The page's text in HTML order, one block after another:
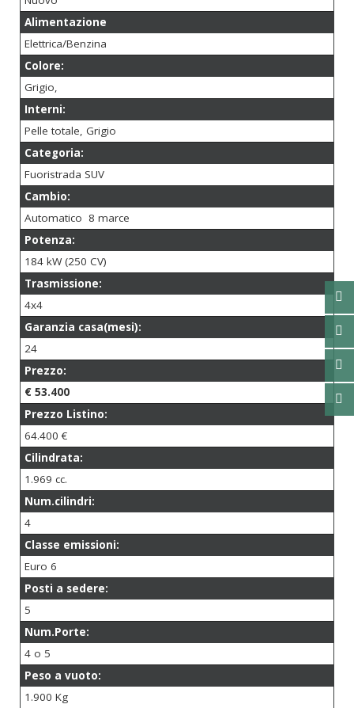
Alimentazione
Elettrica/Benzina
Colore:
Grigio,
Interni:
Pelle totale, Grigio
Categoria:
Fuoristrada SUV
Cambio:
Automatico 8 marce
Potenza:
184 kW (250 CV)
Trasmissione:
4x4
Garanzia casa(mesi):
24
Prezzo:
€ 53.400
Prezzo Listino:
64.400 €
Cilindrata:
1.969 cc.
Num.cilindri:
4
Classe emissioni:
Euro 6
Posti a sedere:
5
Num.Porte:
4 o 5
Peso a vuoto:
1.900 Kg